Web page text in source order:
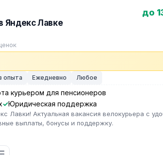
Яндекс Лавке
до
опыта Ежедневно Любое
курьером для пенсионеров
Юридическая поддержка
Лавки! Актуальная вакансия велокурьера с
выплаты, бонусы и поддержку.